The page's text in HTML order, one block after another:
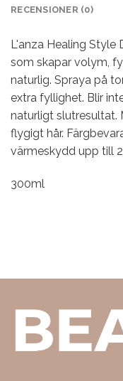
RECENSIONER (0)
L'anza Healing Style
som skapar volym,
naturlig. Spraya på
extra fyllighet. Blir
naturligt slutresultat.
flygigt hår.
värmeskydd upp till
300ml